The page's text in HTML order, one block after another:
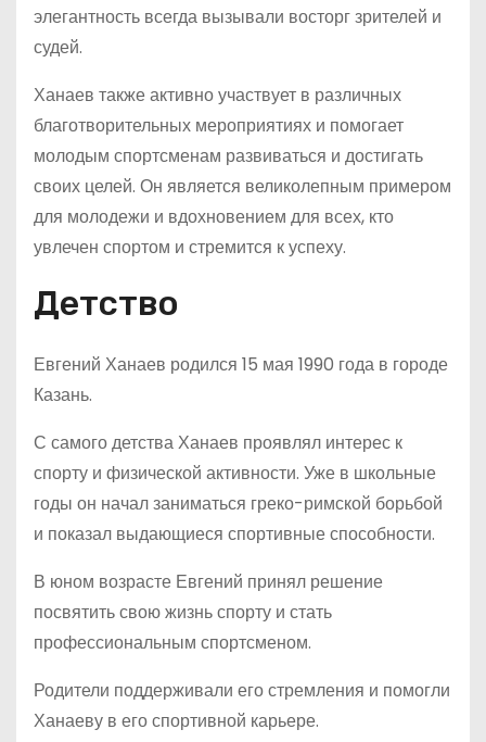
элегантность всегда вызывали восторг зрителей и
судей.
Ханаев также активно участвует в различных
благотворительных мероприятиях и помогает
молодым спортсменам развиваться и достигать
своих целей. Он является великолепным примером
для молодежи и вдохновением для всех, кто
увлечен спортом и стремится к успеху.
Детство
Евгений Ханаев родился 15 мая 1990 года в городе
Казань.
С самого детства Ханаев проявлял интерес к
спорту и физической активности. Уже в школьные
годы он начал заниматься греко-римской борьбой
и показал выдающиеся спортивные способности.
В юном возрасте Евгений принял решение
посвятить свою жизнь спорту и стать
профессиональным спортсменом.
Родители поддерживали его стремления и помогли
Ханаеву в его спортивной карьере.